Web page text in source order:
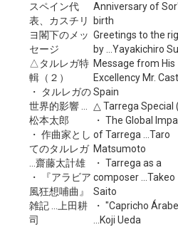
スペイン代
表、カスチリ
ヨ閣下のメッ
セージ
△タルレガ特
輯（２）
・ タルレガの
世界的影響 ...
松本太郎
・ 作曲家とし
てのタルレガ
...齋藤太計雄
・ 『アラビア
風狂想哺曲』
雑記 ...上田耕
司
Anniversary of
birth
Greetings to the
by ...Yayakichiro
Message from His
Excellency Mr.
Spain
△ Tarrega Special
・ The Global
of Tarrega ...Taro
Matsumoto
・ Tarrega as a
composer ...Takeo
Saito
・ "Capricho
...Koji Ueda